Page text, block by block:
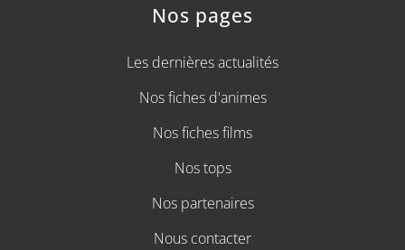
Nos pages
Les dernières actualités
Nos fiches d'animes
Nos fiches films
Nos tops
Nos partenaires
Nous contacter